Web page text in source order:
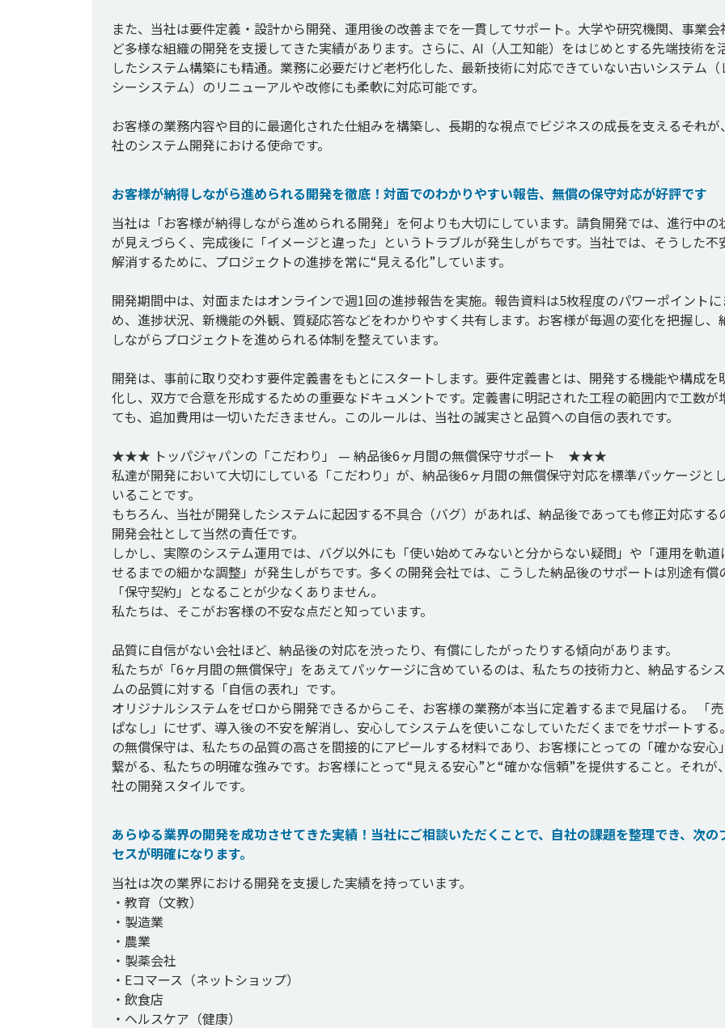
また、当社は要件定義・設計から開発、運用後の改善までを一貫してサポート。大学や研究機関、事業会
ど多様な組織の開発を支援してきた実績があります。さらに、AI（人工知能）をはじめとする先端技術を
したシステム構築にも精通。業務に必要だけど老朽化した、最新技術に対応できていない古いシステム（
シーシステム）のリニューアルや改修にも柔軟に対応可能です。
お客様の業務内容や目的に最適化された仕組みを構築し、長期的な視点でビジネスの成長を支える――それが
お客様が納得しながら進められる開発を徹底！対面でのわかりやすい報告、無償の保守対応が好評です
当社は「お客様が納得しながら進められる開発」を何よりも大切にしています。請負開発では、進行中の
が見えづらく、完成後に「イメージと違った」というトラブルが発生しがちです。当社では、そうした不
解消するために、プロジェクトの進捗を常に“見える化”しています。
開発期間中は、対面またはオンラインで週1回の進捗報告を実施。報告資料は5枚程度のパワーポイントに
め、進捗状況、新機能の外観、質疑応答などをわかりやすく共有します。お客様が毎週の変化を把握し、
しながらプロジェクトを進められる体制を整えています。
開発は、事前に取り交わす要件定義書をもとにスタートします。要件定義書とは、開発する機能や構成を
化し、双方で合意を形成するための重要なドキュメントです。定義書に明記された工程の範囲内で工数が
ても、追加費用は一切いただきません。このルールは、当社の誠実さと品質への自信の表れです。
★★★ トッパジャパンの「こだわり」 — 納品後6ヶ月間の無償保守サポート　★★★
私達が開発において大切にしている「こだわり」が、納品後6ヶ月間の無償保守対応を標準パッケージと
いることです。
もちろん、当社が開発したシステムに起因する不具合（バグ）があれば、納品後であっても修正対応する
開発会社として当然の責任です。
しかし、実際のシステム運用では、バグ以外にも「使い始めてみないと分からない疑問」や「運用を軌道
せるまでの細かな調整」が発生しがちです。多くの開発会社では、こうした納品後のサポートは別途有償
「保守契約」となることが少なくありません。
私たちは、そこがお客様の不安な点だと知っています。
品質に自信がない会社ほど、納品後の対応を渋ったり、有償にしたがったりする傾向があります。
私たちが「6ヶ月間の無償保守」をあえてパッケージに含めているのは、私たちの技術力と、納品するシ
ムの品質に対する「自信の表れ」です。
オリジナルシステムをゼロから開発できるからこそ、お客様の業務が本当に定着するまで見届ける。 「
ぱなし」にせず、導入後の不安を解消し、安心してシステムを使いこなしていただくまでをサポートする
の無償保守は、私たちの品質の高さを間接的にアピールする材料であり、お客様にとっての「確かな安心
繋がる、私たちの明確な強みです。お客様にとって“見える安心”と“確かな信頼”を提供すること。それが
あらゆる業界の開発を成功させてきた実績！当社にご相談いただくことで、自社の課題を整理でき、次の
セスが明確になります。
当社は次の業界における開発を支援した実績を持っています。
・教育（文教）
・製造業
・農業
・製薬会社
・Eコマース（ネットショップ）
・飲食店
・ヘルスケア（健康）